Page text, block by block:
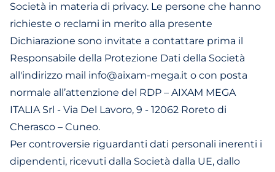
Società in materia di privacy. Le persone che hanno
richieste o reclami in merito alla presente
Dichiarazione sono invitate a contattare prima il
Responsabile della Protezione Dati della Società
all'indirizzo mail info@aixam-mega.it o con posta
normale all’attenzione del RDP – AIXAM MEGA
ITALIA Srl - Via Del Lavoro, 9 - 12062 Roreto di
Cherasco – Cuneo.
Per controversie riguardanti dati personali inerenti i
dipendenti, ricevuti dalla Società dalla UE, dallo